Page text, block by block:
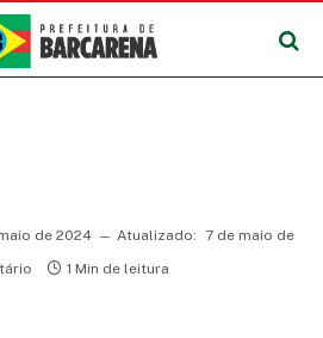
de 2024 Atualizado:
7 de maio de
1 Min de leitura